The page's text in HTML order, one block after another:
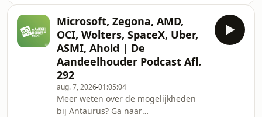
YzsIepUcy25K5W_UdQjCQCIn de
wekelijkse podcast van De
Aandeelhouder ontvangt Nico Inberg
diverse experts uit de financiële
wereld om te praten ov
Microsoft, Zegona, AMD,
OCI, Wolters, SpaceX, Uber,
ASMI, Ahold | De
Aandeelhouder Podcast Afl.
292
aug. 7, 202601:05:04
Meer weten over de mogelijkheden
bij Antaurus? Ga naar